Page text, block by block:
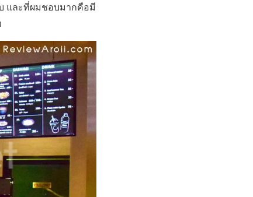
และที่ผมชอบมากคือมี